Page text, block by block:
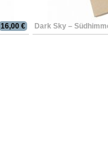
16,00 € Dark Sky –